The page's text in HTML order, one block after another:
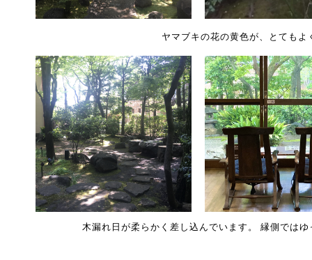
ヤマブキの花の黄色が、とてもよ
木漏れ日が柔らかく差し込んでいます。 縁側では